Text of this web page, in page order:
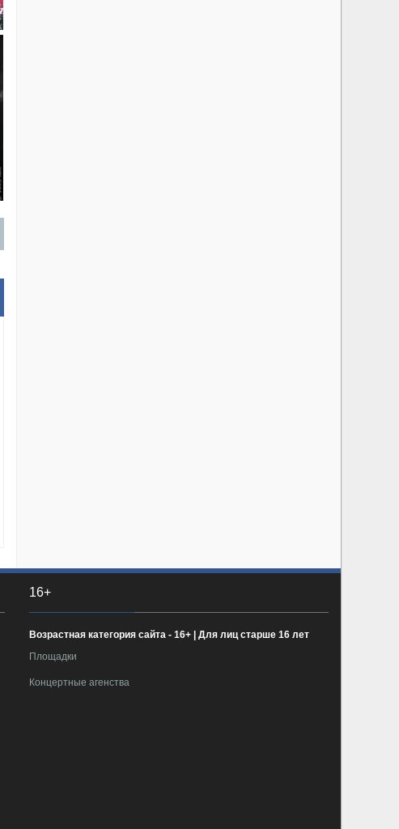
16+
Возрастная категория сайта - 16+ | Для лиц старше 16 лет
Площадки
Концертные агенства